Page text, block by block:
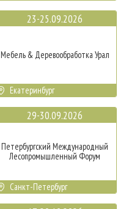
23-25.09.2026
Мебель & Деревообработка Урал
Екатеринбург
29-30.09.2026
Петербургский Международный
Лесопромышленный Форум
Санкт-Петербург